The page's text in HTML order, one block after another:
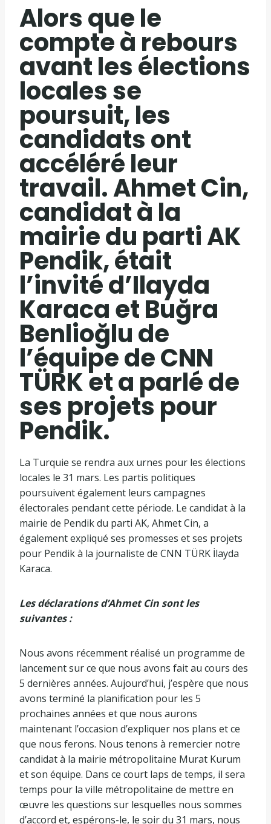
Alors que le
compte à rebours
avant les élections
locales se
poursuit, les
candidats ont
accéléré leur
travail. Ahmet Cin,
candidat à la
mairie du parti AK
Pendik, était
l’invité d’Ilayda
Karaca et Buğra
Benlioğlu de
l’équipe de CNN
TÜRK et a parlé de
ses projets pour
Pendik.
La Turquie se rendra aux urnes pour les élections
locales le 31 mars. Les partis politiques
poursuivent également leurs campagnes
électorales pendant cette période. Le candidat à la
mairie de Pendik du parti AK, Ahmet Cin, a
également expliqué ses promesses et ses projets
pour Pendik à la journaliste de CNN TÜRK İlayda
Karaca.
Les déclarations d’Ahmet Cin sont les
suivantes :
Nous avons récemment réalisé un programme de
lancement sur ce que nous avons fait au cours des
5 dernières années. Aujourd’hui, j’espère que nous
avons terminé la planification pour les 5
prochaines années et que nous aurons
maintenant l’occasion d’expliquer nos plans et ce
que nous ferons. Nous tenons à remercier notre
candidat à la mairie métropolitaine Murat Kurum
et son équipe. Dans ce court laps de temps, il sera
temps pour la ville métropolitaine de mettre en
œuvre les questions sur lesquelles nous sommes
d’accord et, espérons-le, le soir du 31 mars, nous